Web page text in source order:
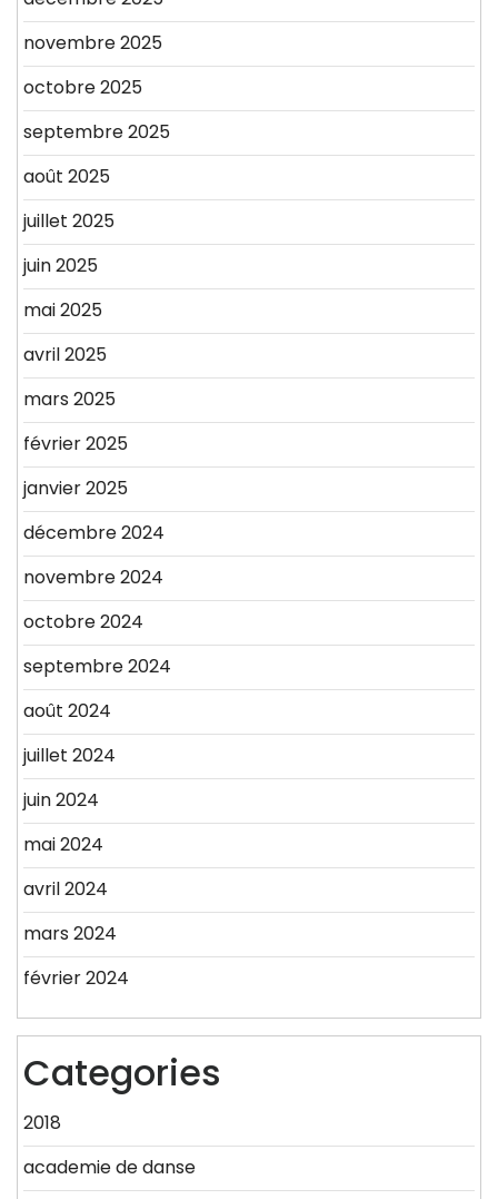
novembre 2025
octobre 2025
septembre 2025
août 2025
juillet 2025
juin 2025
mai 2025
avril 2025
mars 2025
février 2025
janvier 2025
décembre 2024
novembre 2024
octobre 2024
septembre 2024
août 2024
juillet 2024
juin 2024
mai 2024
avril 2024
mars 2024
février 2024
Categories
2018
academie de danse